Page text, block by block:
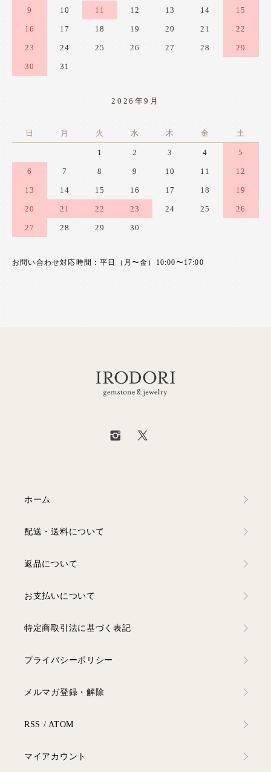
9 10 11 12 13 14 15
16 17 18 19 20 21 22
23 24 25 26 27 28 29
30 31
2026年9月
日 月 火 水 木 金 土
1 2 3 4 5
6 7 8 9 10 11 12
13 14 15 16 17 18 19
20 21 22 23 24 25 26
27 28 29 30
お問い合わせ対応時間：平日（月〜金）10:00〜17:00
ホーム
配送・送料について
返品について
お支払いについて
特定商取引法に基づく表記
プライバシーポリシー
メルマガ登録・解除
RSS / ATOM
マイアカウント